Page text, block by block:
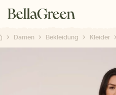
Damen Bekleidung Kleider